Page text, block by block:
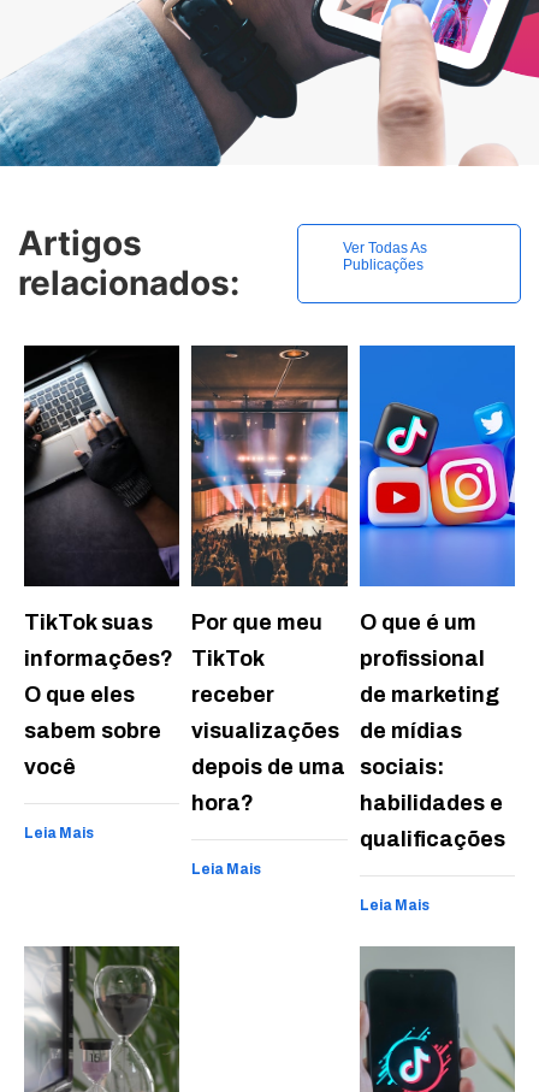
Artigos
relacionados:
Ver Todas As
Publicações
TikTok suas
informações?
O que eles
sabem sobre
você
Leia Mais
Por que meu
TikTok
receber
visualizações
depois de uma
hora?
Leia Mais
O que é um
profissional
de marketing
de mídias
sociais:
habilidades e
qualificações
Leia Mais